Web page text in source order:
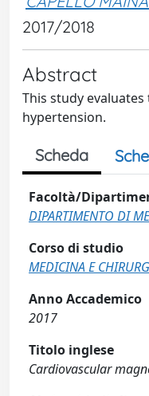
2017/2018
Abstract
This study
hypertension.
Scheda
Facoltà/
DIPARTIMENTO DI
Corso di studio
MEDICINA E
Anno Accademico
2017
Titolo inglese
Cardiovascular